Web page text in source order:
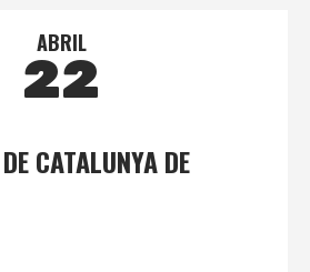
ABRIL
22
CATALUNYA DE